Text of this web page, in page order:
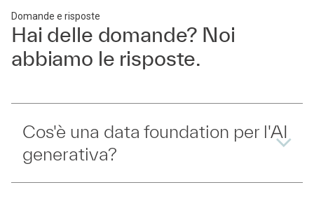
Domande e risposte
Hai delle domande? Noi
abbiamo le risposte.
Cos'è una data foundation per l'AI
generativa?